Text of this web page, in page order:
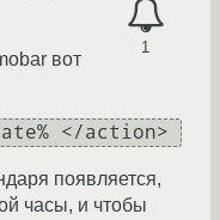
1
вот
появляется,
часы, и чтобы